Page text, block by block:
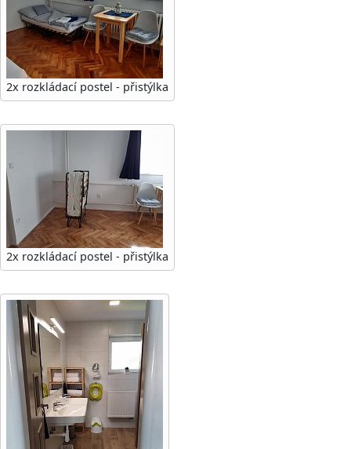
2x rozkládací postel - přistýlka
2x rozkládací postel - přistýlka